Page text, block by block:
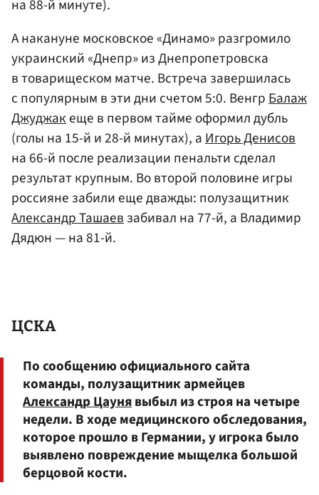
на 88-й минуте).
А накануне московское «Динамо» разгромило
украинский «Днепр» из Днепропетровска
в товарищеском матче. Встреча завершилась
с популярным в эти дни счетом 5:0. ВенгрБалаж
Джуджакеще в первом тайме оформил дубль
(голы на 15-й и 28-й минутах), аИгорь Денисов
на 66-й после реализации пенальти сделал
результат крупным. Во второй половине игры
россияне забили еще дважды: полузащитник
Александр Ташаевзабивал на 77-й, а Владимир
Дядюн — на 81-й.
ЦСКА
По сообщению официального сайта
команды, полузащитник армейцев
Александр Цаунявыбыл из строя на четыре
недели. В ходе медицинского обследования,
которое прошло в Германии, у игрока было
выявлено повреждение мыщелка большой
берцовой кости.